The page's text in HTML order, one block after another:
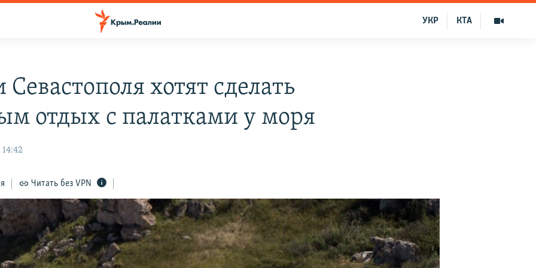
КТА
УКР
Севастополя хотят сделать
отдых с палатками у моря
14:42
Читать без VPN